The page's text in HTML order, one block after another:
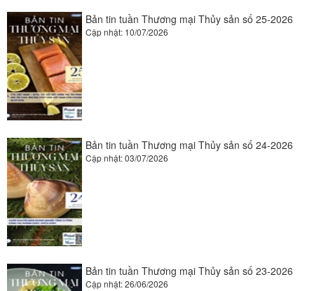
Bản tin tuần Thương mại Thủy sản số 25-2026
Cập nhật: 10/07/2026
Bản tin tuần Thương mại Thủy sản số 24-2026
Cập nhật: 03/07/2026
Bản tin tuần Thương mại Thủy sản số 23-2026
Cập nhật: 26/06/2026